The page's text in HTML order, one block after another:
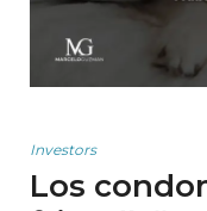
Investors
Los